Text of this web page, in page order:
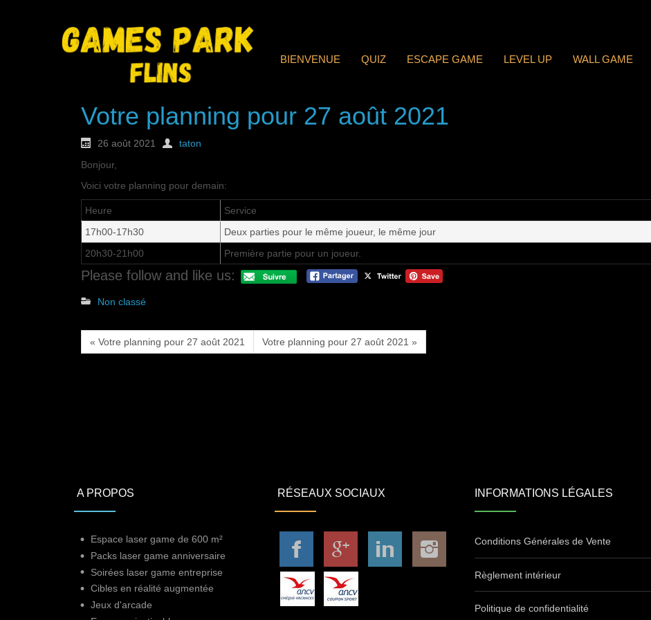
BIENVENUE QUIZ ESCAPE GAME LEVEL UP WALL GAME
Votre planning pour 27 août 2021
26 août 2021
taton
Bonjour,
Voici votre planning pour demain:
Heure Service
17h00-17h30
Deux parties pour le même joueur, le même jour
20h30-21h00
Première partie pour un joueur.
Please follow and like us:
Non classé
« Votre planning pour 27 août 2021 Votre planning pour 27 août 2021 »
A PROPOS
Espace laser game de 600 m²
Packs laser game anniversaire
Soirées laser game entreprise
Cibles en réalité augmentée
Jeux d'arcade
RÉSEAUX SOCIAUX INFORMATIONS LÉGALES
Conditions Générales de Vente
Règlement intérieur
Politique de confidentialité